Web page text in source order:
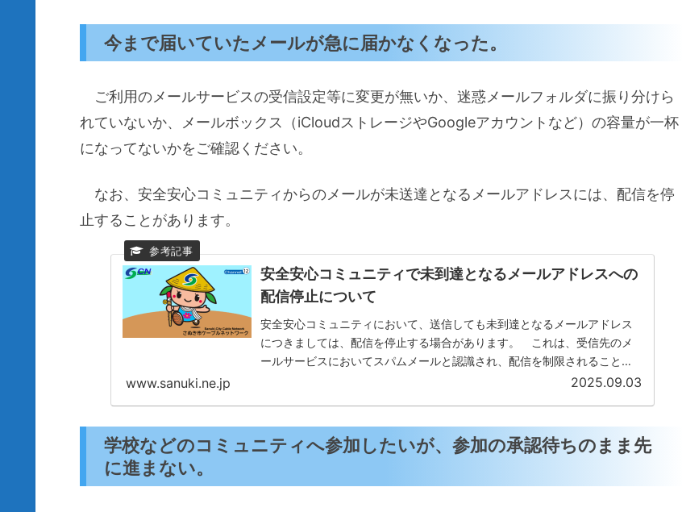
今まで届いていたメールが急に届かなくなった。
ご利用のメールサービスの受信設定等に変更が無いか、迷惑メールフォルダに振り分けら
れていないか、メールボックス（iCloudストレージやGoogleアカウントなど）の容量が一杯
になってないかをご確認ください。
なお、安全安心コミュニティからのメールが未送達となるメールアドレスには、配信を停
止することがあります。
安全安心コミュニティで未到達となるメールアドレスへの
配信停止について
安全安心コミュニティにおいて、送信しても未到達となるメールアドレス
につきましては、配信を停止する場合があります。 これは、受信先のメ
ールサービスにおいてスパムメールと認識され、配信を制限されることに
www.sanuki.ne.jp 2025.09.03
学校などのコミュニティへ参加したいが、参加の承認待ちのまま先
に進まない。